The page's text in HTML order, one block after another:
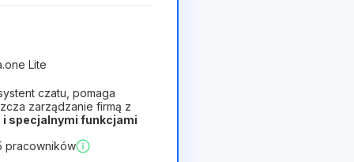
Lite
czatu, pomaga
zarządzanie firmą z
specjalnymi funkcjami
pracowników